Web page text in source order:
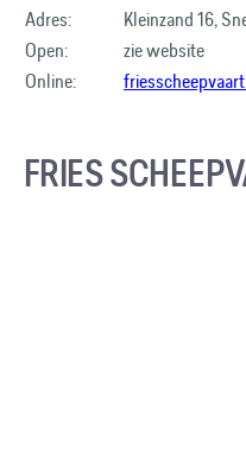
Adres:
Kleinzand 16,
Open:
zie website
Online:
FRIES